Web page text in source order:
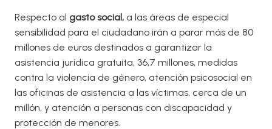
Respecto al gasto social, a las áreas de especial
sensibilidad para el ciudadano irán a parar más de 80
millones de euros destinados a garantizar la
asistencia jurídica gratuita, 36,7 millones, medidas
contra la violencia de género, atención psicosocial en
las oficinas de asistencia a las víctimas, cerca de un
millón, y atención a personas con discapacidad y
protección de menores.